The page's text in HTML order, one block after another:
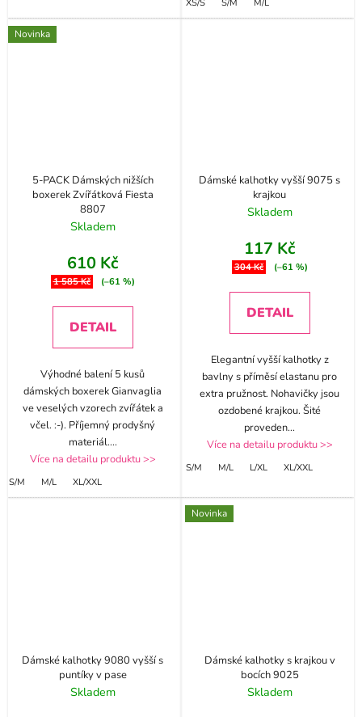
XS/S S/M M/L
Novinka
5-PACK Dámských nižších
boxerek Zvířátková Fiesta
8807
Skladem
610 Kč
1 585 Kč (–61 %)
DETAIL
Výhodné balení 5 kusů
dámských boxerek Gianvaglia
ve veselých vzorech zvířátek a
včel. :-). Příjemný prodyšný
materiál....
Více na detailu produktu >>
S/M M/L XL/XXL
Dámské kalhotky vyšší 9075 s
krajkou
Skladem
117 Kč
304 Kč (–61 %)
DETAIL
Elegantní vyšší kalhotky z
bavlny s příměsí elastanu pro
extra pružnost. Nohavičky jsou
ozdobené krajkou. Šité
proveden...
Více na detailu produktu >>
S/M M/L L/XL XL/XXL
Dámské kalhotky 9080 vyšší s
puntíky v pase
Skladem
Novinka
Dámské kalhotky s krajkou v
bocích 9025
Skladem